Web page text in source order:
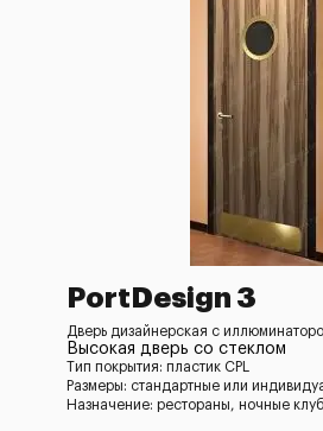
PortDesign 3
Дверь дизайнерская с
Высокая дверь со стеклом
Тип покрытия: пластик CPL
Размеры: стандартные или
Назначение: рестораны, ночные